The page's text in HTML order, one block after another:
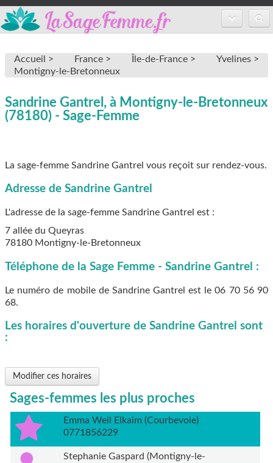
Annuaire des sages-femmes
FAQ
Accueil > France > Île-de-France >
Yvelines >
Montigny-le-Bretonneux
Sandrine Gantrel, à Montigny-le-Bretonneux
(78180) - Sage-Femme
La sage-femme Sandrine Gantrel vous reçoit sur rendez-vous.
Adresse de Sandrine Gantrel
L'adresse de la sage-femmeSandrine Gantrel est :
7 allée du Queyras
78180 Montigny-le-Bretonneux
Téléphone de la Sage Femme - Sandrine Gantrel :
Le numéro de mobile de Sandrine Gantrel est le06 70 56 90
68.
Les horaires d'ouverture de Sandrine Gantrel sont
:
Modifier ces horaires
Sages-femmes les plus proches
Emma Weil Elkaim (Courbevoie)
0771856229
Stephanie Gaspard (Montigny-le-